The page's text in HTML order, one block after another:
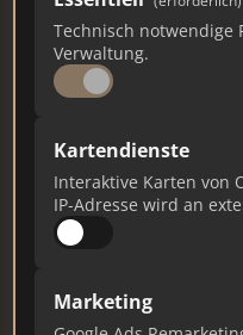
Technisch notwendige
Verwaltung.
Kartendienste
Interaktive Karten von
IP-Adresse wird an
Marketing
Ist das Ihr
Verifizieren Sie Ihr
Updates.
Profil